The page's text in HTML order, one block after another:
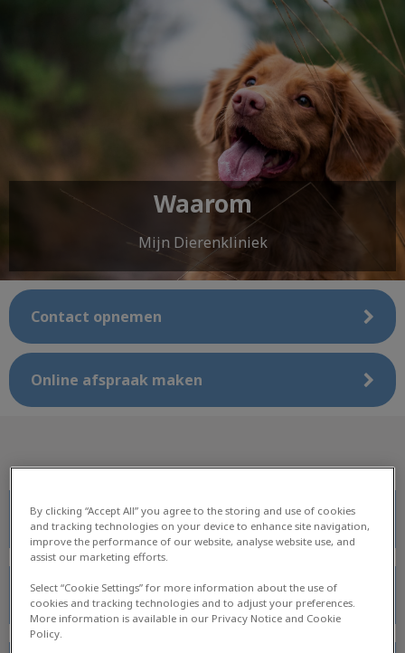
Waarom
Mijn Dierenkliniek
Contact opnemen
Online afspraak maken
Waarom Mijn Dierenkliniek?
Dier en Zorg Plan
By clicking “Accept All” you agree to the storing and use of cookies
and tracking technologies on your device to enhance site navigation,
improve the performance of our website, analyse website use, and
assist our marketing efforts.
Select “Cookie Settings” for more information about the use of
cookies and tracking technologies and to adjust your preferences.
More information is available in our Privacy Notice and Cookie
Policy.